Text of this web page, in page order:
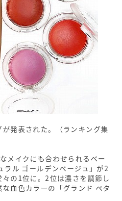
発表された。（ランキング集
メイクにも合わせられるベー
ラル ゴールデンベージュ」が2
の1位に。2位は濃さを調節し
血色カラーの「グランド ペタ